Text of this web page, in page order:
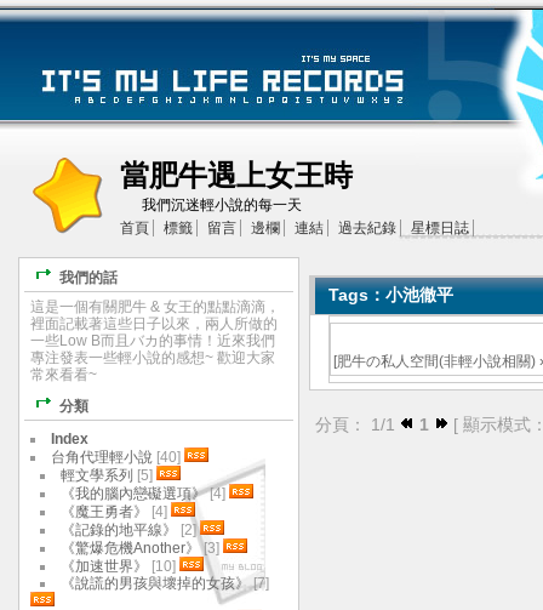
當肥牛遇上女王時
我們沉迷輕小說的每一天
首頁
標籤 留言 邊欄 連結 過去紀錄 星標日誌
Tags：小池徹平
[肥牛の私人空間(非輕小說相關)
分頁： 1/1 1 [ 顯示模式
我們的話
這是一個有關肥牛 & 女王的點點滴滴，
裡面記載著這些日子以來，兩人所做的
一些Low B而且バカ的事情！近來我們
專注發表一些輕小說的感想~ 歡迎大家
常來看看~
分類
Index
台角代理輕小說 [40]
輕文學系列 [5]
《我的腦內戀礙選項》[4]
《魔王勇者》
[4]
《記錄的地平線》
[2]
《驚爆危機Another》[3]
《加速世界》
[10]
《說謊的男孩與壞掉的女孩》[7]